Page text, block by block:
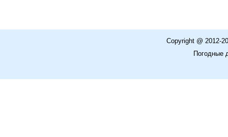
Copyright @ 2012-
Погодные